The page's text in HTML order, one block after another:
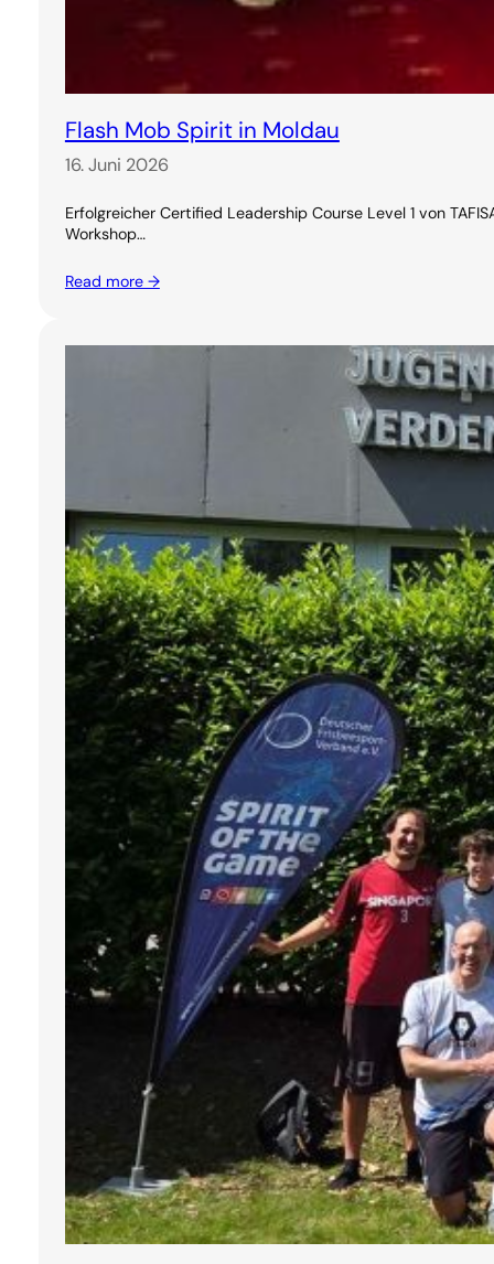
Flash Mob Spirit in Moldau
16. Juni 2026
Erfolgreicher Certified Leadership Course Level 1 von
Workshop…
Read more →